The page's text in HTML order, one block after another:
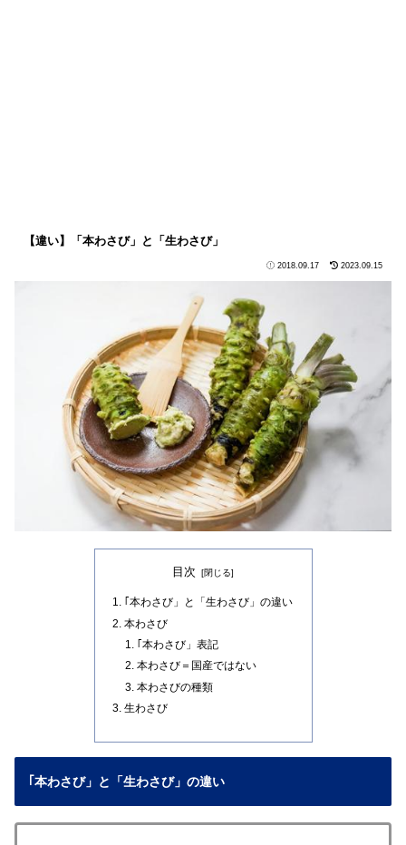
【違い】「本わさび」と「生わさび」
2018.09.17 2023.09.15
目次
｢本わさび」と「生わさび」の違い
本わさび
｢本わさび」表記
本わさび＝国産ではない
本わさびの種類
生わさび
｢本わさび」と「生わさび」の違い